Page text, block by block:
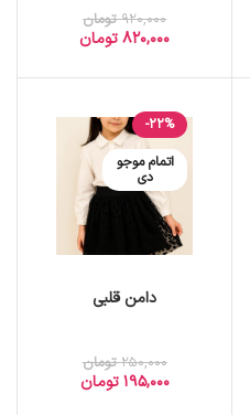
920,000 تومان
820,000 تومان
-22%
اتمام موجو
دی
دامن قلبی
250,000 تومان
195,000 تومان